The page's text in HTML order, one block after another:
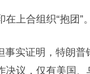
在上合组织“抱团”。
事实证明，特朗普
决议，仅有美国、